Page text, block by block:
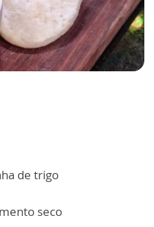
de trigo
seco